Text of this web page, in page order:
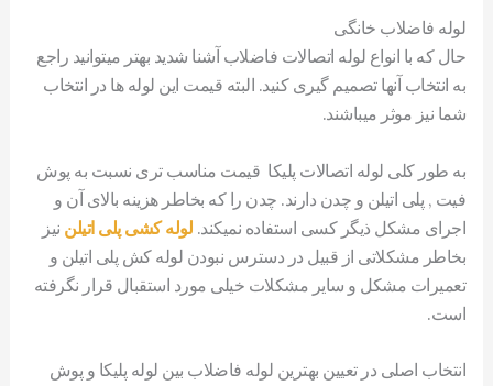
لوله فاضلاب خانگی
حال که با انواع لوله اتصالات فاضلاب آشنا شدید بهتر میتوانید راجع
به انتخاب آنها تصمیم گیری کنید. البته قیمت این لوله ها در انتخاب
شما نیز موثر میباشند.
به طور کلی لوله اتصالات پلیکا قیمت مناسب تری نسبت به پوش
فیت , پلی اتیلن و چدن دارند. چدن را که بخاطر هزینه بالای آن و
اجرای مشکل ذیگر کسی استفاده نمیکند. لوله کشی پلی اتیلن نیز
بخاطر مشکلاتی از قبیل در دسترس نبودن لوله کش پلی اتیلن و
تعمیرات مشکل و سایر مشکلات خیلی مورد استقبال قرار نگرفته
است.
انتخاب اصلی در تعیین بهترین لوله فاضلاب بین لوله پلیکا و پوش